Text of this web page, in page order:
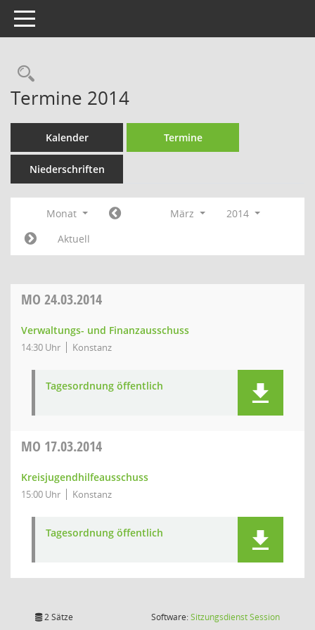
Toggle navigation
Termine 2014
Kalender Termine
Niederschriften
Monat März
2014
Aktuell
MO 24.03.2014
Verwaltungs- und Finanzausschuss
14:30 Uhr Konstanz
Tagesordnung öffentlich
MO 17.03.2014
Kreisjugendhilfeausschuss
15:00 Uhr Konstanz
Tagesordnung öffentlich
2 Sätze Software:SitzungsdienstSession(Wird in